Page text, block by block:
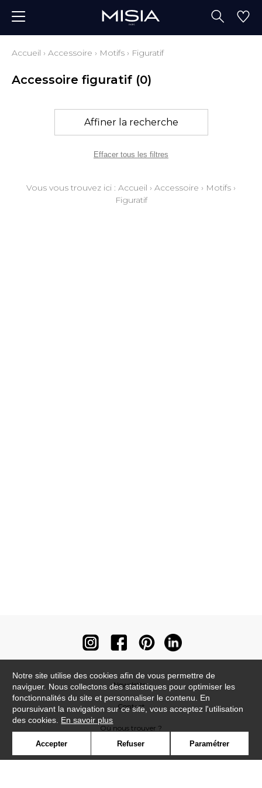
Accueil › Accessoire › Motifs › Figuratif
Accessoire figuratif (0)
Affiner la recherche
Effacer tous les filtres
Vous vous trouvez ici : Accueil › Accessoire › Motifs ›
Figuratif
Newsletter
Contact
Où nous trouver ?
Notre site utilise des cookies afin de vous permettre de
naviguer. Nous collectons des statistiques pour optimiser les
fonctionnalités du site et personnaliser le contenu. En
poursuivant la navigation sur ce site, vous acceptez l'utilisation
des cookies. En savoir plus
Accepter Refuser Paramétrer